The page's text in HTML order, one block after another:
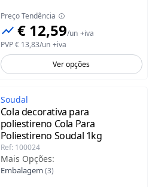
Preço Tendência
€ 12,59/un +iva
PVP€ 13,83/un +iva
Ver opções
Soudal
Cola decorativa para
poliestireno Cola Para
Poliestireno Soudal 1kg
Ref: 100024
Mais Opções:
Embalagem (3)